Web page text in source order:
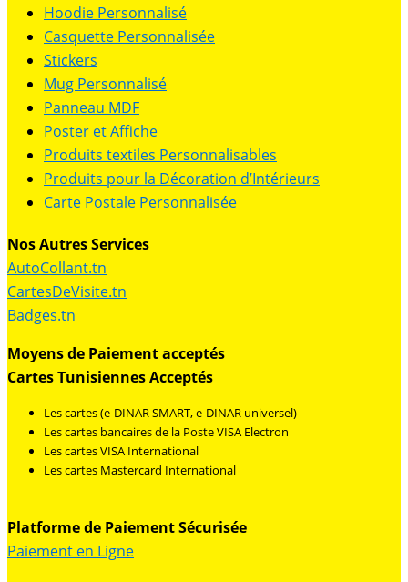
Hoodie Personnalisé
Casquette Personnalisée
Stickers
Mug Personnalisé
Panneau MDF
Poster et Affiche
Produits textiles Personnalisables
Produits pour la Décoration d’Intérieurs
Carte Postale Personnalisée
Nos Autres Services
AutoCollant.tn
CartesDeVisite.tn
Badges.tn
Moyens de Paiement acceptés
Cartes Tunisiennes Acceptés
Les cartes (e-DINAR SMART, e-DINAR universel)
Les cartes bancaires de la Poste VISA Electron
Les cartes VISA International
Les cartes Mastercard International
Platforme de Paiement Sécurisée
Paiement en Ligne